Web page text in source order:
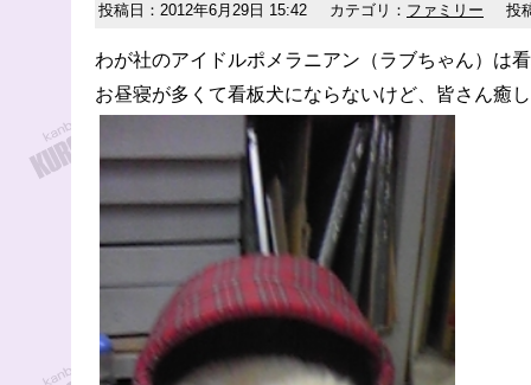
投稿日：2012年6月29日 15:42 カテゴリ： ファミリー 投
わが社のアイドルポメラニアン（ラブちゃん）は
お昼寝が多くて看板犬にならないけど、皆さん癒